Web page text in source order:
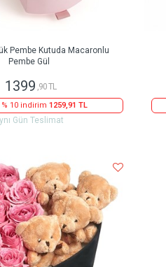
Pembe Kutuda Macaronlu
Pembe Gül
1399 ,90 TL
10 indirim 1259,91 TL
Gün Teslimat